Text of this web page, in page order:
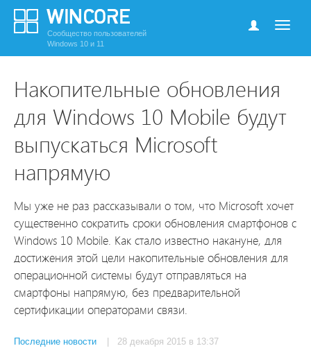
Сообщество пользователей
Windows 10 и 11
Накопительные обновления
для Windows 10 Mobile будут
выпускаться Microsoft
напрямую
Мы уже не раз рассказывали о том, что Microsoft хочет
существенно сократить сроки обновления смартфонов с
Windows 10 Mobile. Как стало известно накануне, для
достижения этой цели накопительные обновления для
операционной системы будут отправляться на
смартфоны напрямую, без предварительной
сертификации операторами связи.
Последние новости | 28 декабря 2015 в 13:37